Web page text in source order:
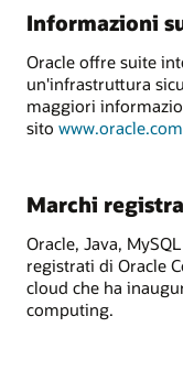
Informazioni
Oracle offre suite
un'infrastruttura
maggiori
sito www.oracle.com
Marchi
Oracle, Java,
registrati di Oracle
cloud che ha
computing.